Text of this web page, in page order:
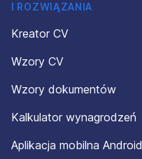
I ROZWIĄZANIA
Kreator CV
Wzory CV
Wzory dokumentów
Kalkulator wynagrodzeń
Aplikacja mobilna Android